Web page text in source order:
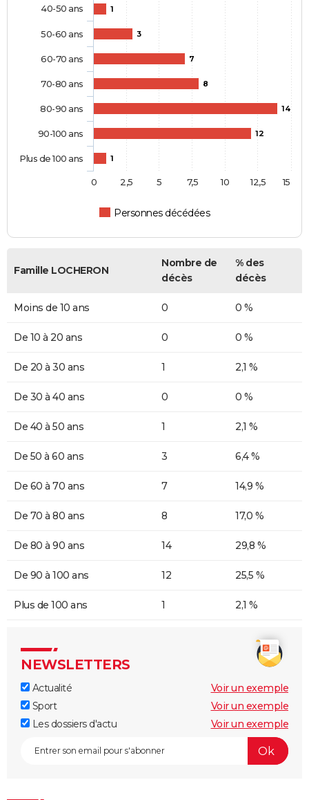
1
3
7
8
14
12
1
Personnes décédées
40-50 ans
50-60 ans
60-70 ans
70-80 ans
80-90 ans
90-100 ans
Plus de 100 ans
0 2,5 5 7,5 10 12,5 15
Famille LOCHERON
Nombre de
décès
% des
décès
Moins de 10 ans 0 0 %
De 10 à 20 ans 0 0 %
De 20 à 30 ans 1 2,1 %
De 30 à 40 ans 0 0 %
De 40 à 50 ans 1 2,1 %
De 50 à 60 ans 3 6,4 %
De 60 à 70 ans 7 14,9 %
De 70 à 80 ans 8 17,0 %
De 80 à 90 ans 14 29,8 %
De 90 à 100 ans 12 25,5 %
Plus de 100 ans 1 2,1 %
NEWSLETTERS
Actualité
Voir un exemple
Sport
Voir un exemple
Les dossiers d'actu
Voir un exemple